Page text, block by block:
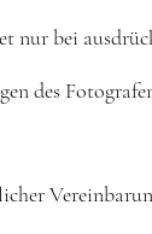
nur bei
des